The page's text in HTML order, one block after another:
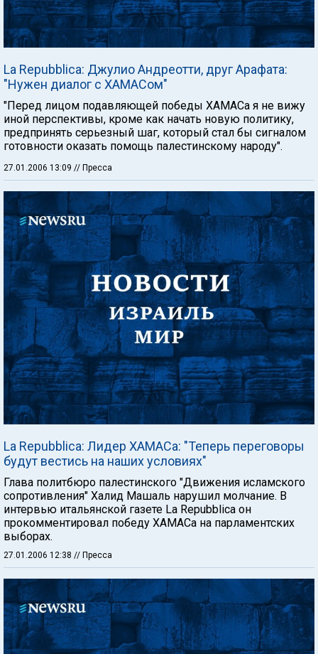
La Repubblica: Джулио Андреотти, друг Арафата:
"Нужен диалог с ХАМАСом"
"Перед лицом подавляющей победы ХАМАСа я не вижу
иной перспективы, кроме как начать новую политику,
предпринять серьезный шаг, который стал бы сигналом
готовности оказать помощь палестинскому народу".
27.01.2006 13:09 // Пресса
La Repubblica: Лидер ХАМАСа: "Теперь переговоры
будут вестись на наших условиях"
Глава политбюро палестинского "Движения исламского
сопротивления" Халид Машаль нарушил молчание. В
интервью итальянской газете La Repubblica он
прокомментировал победу ХАМАСа на парламентских
выборах.
27.01.2006 12:38 // Пресса